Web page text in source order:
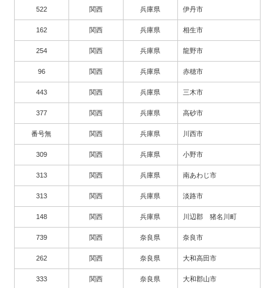
522 関西 兵庫県 伊丹市
162 関西 兵庫県 相生市
254 関西 兵庫県 龍野市
96 関西 兵庫県 赤穂市
443 関西 兵庫県 三木市
377 関西 兵庫県 高砂市
番号無 関西 兵庫県 川西市
309 関西 兵庫県 小野市
313 関西 兵庫県 南あわじ市
313 関西 兵庫県 淡路市
148 関西 兵庫県 川辺郡 猪名川町
739 関西 奈良県 奈良市
262 関西 奈良県 大和高田市
333 関西 奈良県 大和郡山市